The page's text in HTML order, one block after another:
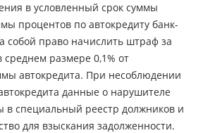
в условленный срок суммы
процентов по автокредиту банк-
собой право начислить штраф за
среднем размере 0,1% от
автокредита. При несоблюдении
данные о нарушителе
в специальный реестр должников и
для взыскания задолженности.